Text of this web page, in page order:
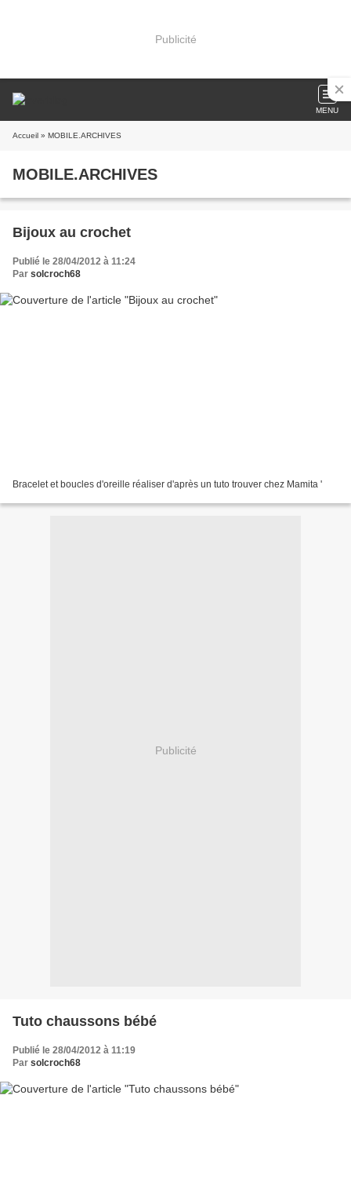
Publicité
MENU
Accueil » MOBILE.ARCHIVES
MOBILE.ARCHIVES
Bijoux au crochet
Publié le 28/04/2012 à 11:24
Par solcroch68
Bracelet et boucles d'oreille réaliser d'après un tuto trouver chez Mamita '
Publicité
Tuto chaussons bébé
Publié le 28/04/2012 à 11:19
Par solcroch68